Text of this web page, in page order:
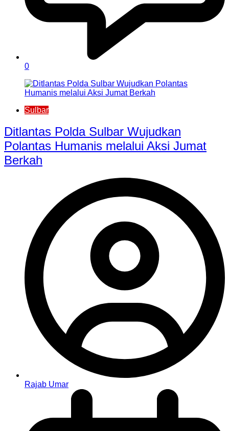
0
Sulbar
Ditlantas Polda Sulbar Wujudkan
Polantas Humanis melalui Aksi Jumat
Berkah
Rajab Umar